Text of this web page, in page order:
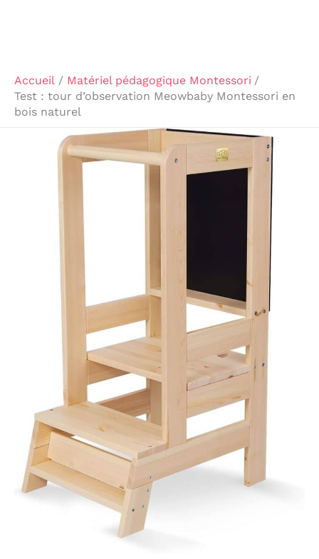
Accueil
Matériel pédagogique Montessori
Test : tour d’observation Meowbaby Montessori en
bois naturel